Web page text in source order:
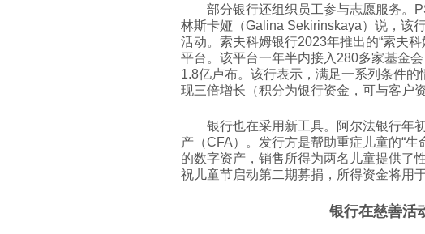
部分银行还组织员工参与志愿服务。
林斯卡娅（Galina Sekirinskaya）说，该
活动。索夫科姆银行2023年推出的“索夫
平台。该平台一年半内接入280多家基金
1.8亿卢布。该行表示，满足一系列条件
现三倍增长（积分为银行资金，可与客户
银行也在采用新工具。阿尔法银行年
产（CFA）。发行方是帮助重症儿童的“
的数字资产，销售所得为两名儿童提供了
祝儿童节启动第二期募捐，所得资金将用
银行在慈善活